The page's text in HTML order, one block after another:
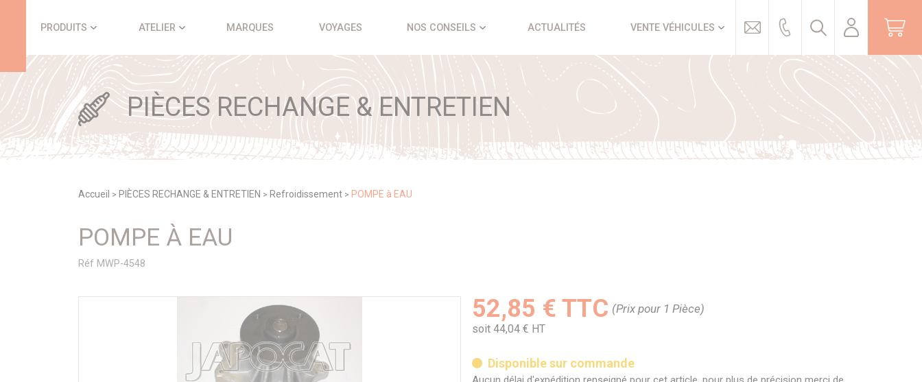
PRODUITS ATELIER MARQUES VOYAGES NOS CONSEILS ACTUALITÉS VENTE VÉHICULES
PIÈCES RECHANGE & ENTRETIEN
Accueil > PIÈCES RECHANGE & ENTRETIEN > Refroidissement > POMPE à EAU
POMPE À EAU
Réf MWP-4548
52,85 € TTC (Prix pour 1 Pièce)
soit 44,04 € HT
Disponible sur commande